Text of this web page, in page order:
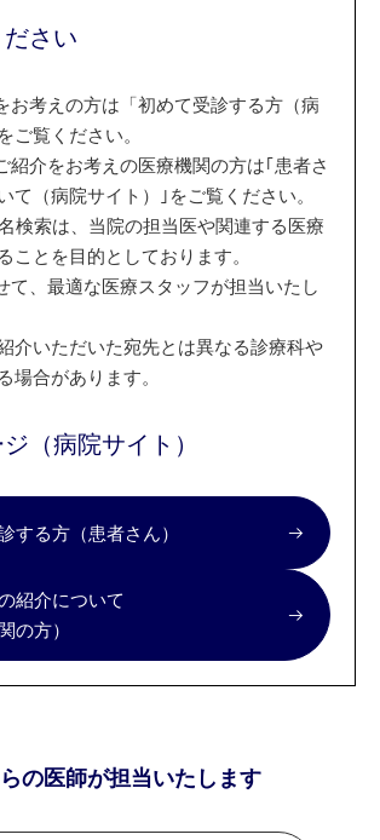
さい
お考えの方は「初めて受診する方（病
ご覧ください。
紹介をお考えの医療機関の方は｢患者さ
て（病院サイト）｣をご覧ください。
検索は、当院の担当医や関連する医療
ことを目的としております。
て、最適な医療スタッフが担当いたし
介いただいた宛先とは異なる診療科や
場合があります。
（病院サイト）
する方（患者さん）
紹介について
の方）
の医師が担当いたします